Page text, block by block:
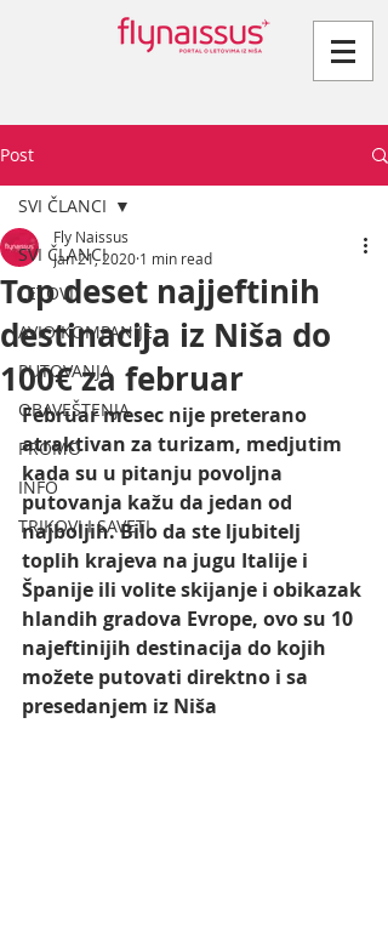
Post
SVI ČLANCI
LETOVI
AVIO KOMPANIJE
PUTOVANJA
OBAVEŠTENJA
PROMO
INFO
TRIKOVI I SAVETI
SVI ČLANCI
Top deset najjeftinih
destinacija iz Niša do
100€ za februar
Fly Naissus
Jan 21, 2020 1 min read
Februar mesec nije preterano
atraktivan za turizam, medjutim
kada su u pitanju povoljna
putovanja kažu da jedan od
najboljih. Bilo da ste ljubitelj
toplih krajeva na jugu Italije i
Španije ili volite skijanje i obikazak
hlandih gradova Evrope, ovo su 10
najeftinijih destinacija do kojih
možete putovati direktno i sa
presedanjem iz Niša